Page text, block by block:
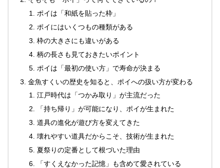
ポイは「和紙を貼った枠」
ポイにはいくつもの種類がある
枠の大きさにも違いがある
柄の長さも見ておきたいポイント
ポイは「最初の使い方」で寿命が決まる
金魚すくいの歴史を知ると、ポイへの扱い方が変わる
江戸時代は「つかみ取り」が主流だった
「持ち帰り」が可能になり、ポイが生まれた
道具の進化が遊び方を変えてきた
壊れやすい道具だからこそ、技術が生まれた
夏祭りの定番として根づいた理由
「すくえなかった記憶」も含めて愛されている